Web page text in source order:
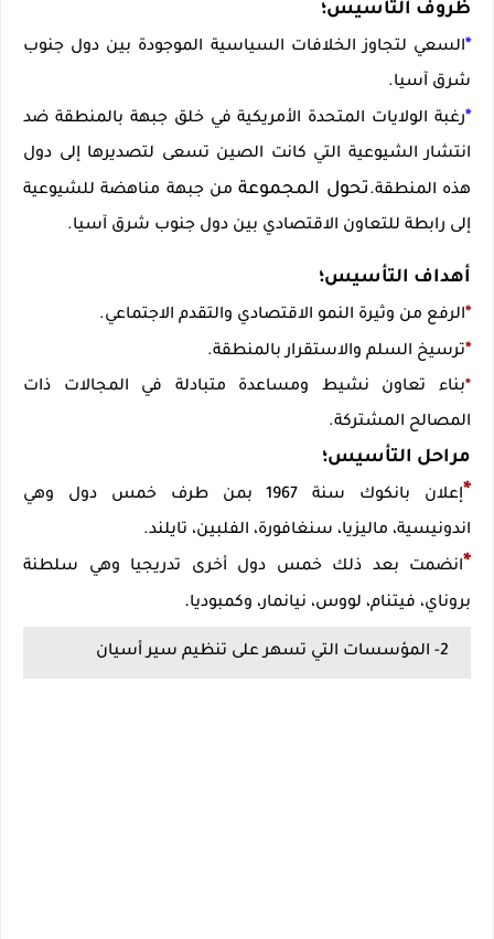
ظروف التأسيس؛
*السعي لتجاوز الخلافات السياسية الموجودة بين دول جنوب
شرق آسيا.
*رغبة الولايات المتحدة الأمريكية في خلق جبهة بالمنطقة ضد
انتشار الشيوعية التي كانت الصين تسعى لتصديرها إلى دول
هذه المنطقة.تحول المجموعة من جبهة مناهضة للشيوعية
إلى رابطة للتعاون الاقتصادي بين دول جنوب شرق آسيا.
أهداف التأسيس؛
*الرفع من وثيرة النمو الاقتصادي والتقدم الاجتماعي.
*ترسيخ السلم والاستقرار بالمنطقة.
*بناء تعاون نشيط ومساعدة متبادلة في المجالات ذات
المصالح المشتركة.
مراحل التأسيس؛
*
إعلان بانكوك سنة 1967 بمن طرف خمس دول وهي
اندونيسية، ماليزيا، سنغافورة، الفلبين، تايلند.
*انضمت بعد ذلك خمس دول أخرى تدريجيا وهي سلطنة
بروناي، فيتنام، لووس، نيانمار، وكمبوديا.
2- المؤسسات التي تسهر على تنظيم سير أسيان